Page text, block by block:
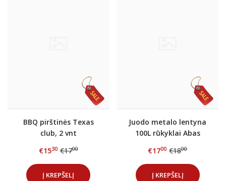
BBQ pirštinės Texas
club, 2 vnt
€1530 €1700
Į KREPŠELĮ
Juodo metalo lentyna
100L rūkyklai Abas
€1700 €1800
Į KREPŠELĮ